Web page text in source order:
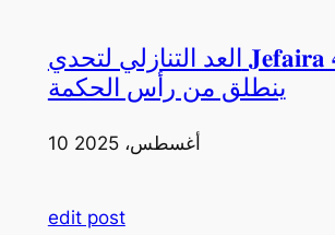
العد التنازلي لتحدي 𝐉𝐞𝐟𝐚𝐢𝐫𝐚 𝟒𝐱𝟒
ينطلق من رأس الحكمة
10 أغسطس، 2025
edit post